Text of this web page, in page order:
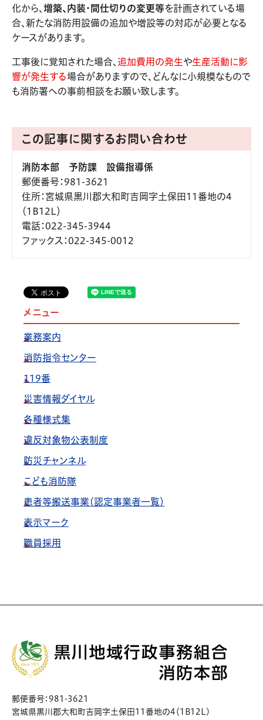
化から、 増築、内装・間仕切りの変更等を計画されている場
合、新たな消防用設備の追加や増設等の対応が必要となる
ケースがあります。
工事後に覚知された場合、 追加費用の発生や生産活動に影
響が発生する場合がありますので、どんなに小規模なもので
も消防署への事前相談をお願い致します。
この記事に関するお問い合わせ
消防本部 予防課 設備指導係
郵便番号 ：981-3621
住所：宮城県黒川郡大和町吉岡字土保田11番地の4
（1B12L）
電話 ：022-345-3944
ファックス ：022-345-0012
メニュー
業務案内
消防指令センター
119番
災害情報ダイヤル
各種様式集
違反対象物公表制度
防災チャンネル
こども消防隊
患者等搬送事業（認定事業者一覧）
表示マーク
職員採用
郵便番号：981-3621
宮城県黒川郡大和町吉岡字土保田11番地の4（1B12L)